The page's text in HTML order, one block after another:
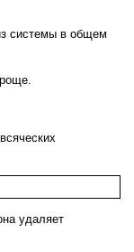
системы в общем
удаляет